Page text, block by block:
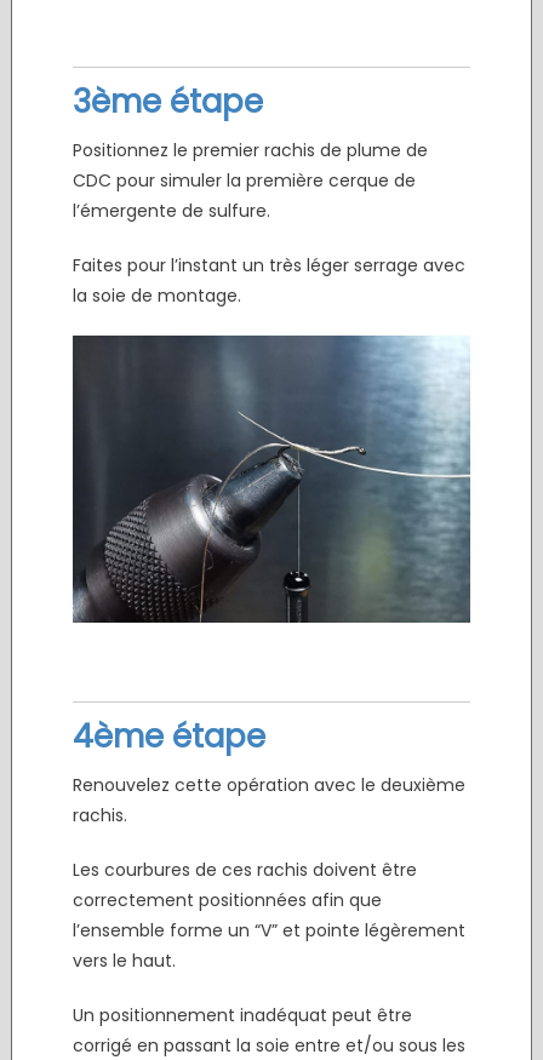
3ème étape
Positionnez le premier rachis de plume de
CDC pour simuler la première cerque de
l’émergente de sulfure.
Faites pour l’instant un très léger serrage avec
la soie de montage.
4ème étape
Renouvelez cette opération avec le deuxième
rachis.
Les courbures de ces rachis doivent être
correctement positionnées afin que
l’ensemble forme un “V” et pointe légèrement
vers le haut.
Un positionnement inadéquat peut être
corrigé en passant la soie entre et/ou sous les